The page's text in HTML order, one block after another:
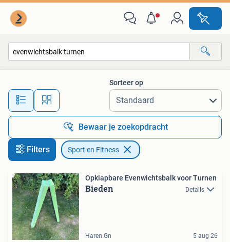
Alle afstanden…
Sorteer op
Bewaar je zoekopdracht
Filters Sport en Fitness
Opklapbare Evenwichtsbalk voor Turnen
Bieden Details
Haren Gn 5 aug 26